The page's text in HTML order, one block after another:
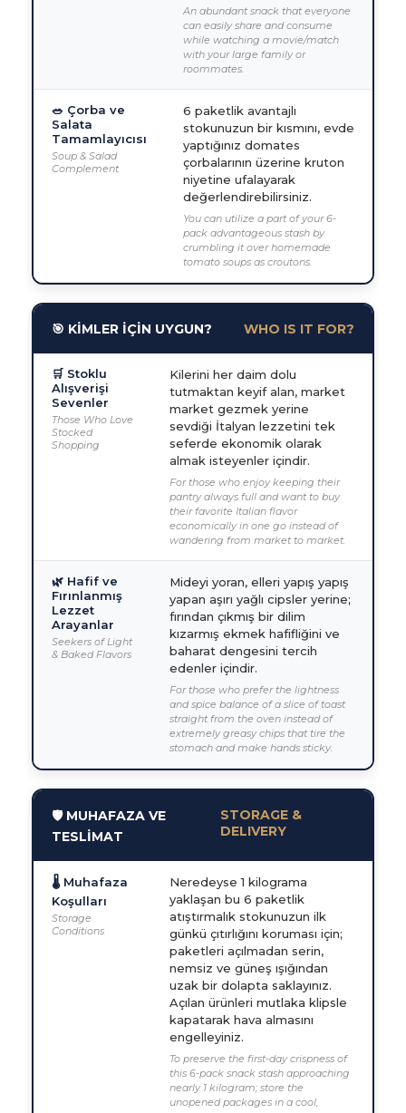
An abundant snack that everyone
can easily share and consume
while watching a movie/match
with your large family or
roommates.
🥗 Çorba ve
Salata
Tamamlayıcısı
Soup & Salad
Complement
6 paketlik avantajlı
stokunuzun bir kısmını, evde
yaptığınız domates
çorbalarının üzerine kruton
niyetine ufalayarak
değerlendirebilirsiniz.
You can utilize a part of your 6-
pack advantageous stash by
crumbling it over homemade
tomato soups as croutons.
🎯 KİMLER İÇİN UYGUN? WHO IS IT FOR?
🛒 Stoklu
Alışverişi
Sevenler
Those Who Love
Stocked
Shopping
Kilerini her daim dolu
tutmaktan keyif alan, market
market gezmek yerine
sevdiği İtalyan lezzetini tek
seferde ekonomik olarak
almak isteyenler içindir.
For those who enjoy keeping their
pantry always full and want to buy
their favorite Italian flavor
economically in one go instead of
wandering from market to market.
🌿 Hafif ve
Fırınlanmış
Lezzet
Arayanlar
Seekers of Light
& Baked Flavors
Mideyi yoran, elleri yapış yapış
yapan aşırı yağlı cipsler yerine;
fırından çıkmış bir dilim
kızarmış ekmek hafifliğini ve
baharat dengesini tercih
edenler içindir.
For those who prefer the lightness
and spice balance of a slice of toast
straight from the oven instead of
extremely greasy chips that tire the
stomach and make hands sticky.
🛡️ MUHAFAZA VE
TESLİMAT
STORAGE &
DELIVERY
🌡️ Muhafaza
Koşulları
Storage
Conditions
Neredeyse 1 kilograma
yaklaşan bu 6 paketlik
atıştırmalık stokunuzun ilk
günkü çıtırlığını koruması için;
paketleri açılmadan serin,
nemsiz ve güneş ışığından
uzak bir dolapta saklayınız.
Açılan ürünleri mutlaka klipsle
kapatarak hava almasını
engelleyiniz.
To preserve the first-day crispness of
this 6-pack snack stash approaching
nearly 1 kilogram; store the
unopened packages in a cool,